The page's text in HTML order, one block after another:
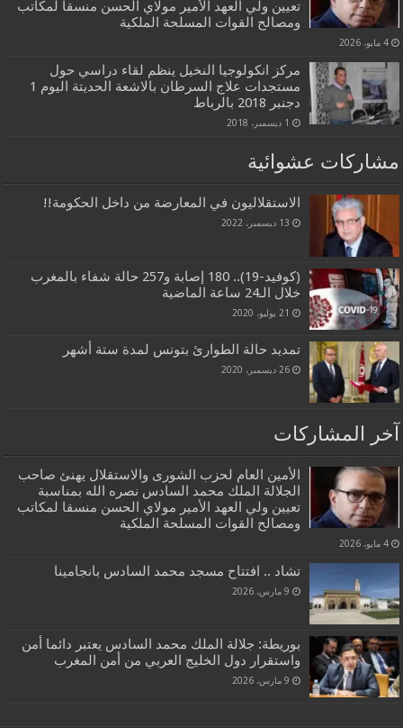
تعيين ولي العهد الأمير مولاي الحسن منسقا لمكاتب
ومصالح القوات المسلحة الملكية
4 مايو، 2026
مركز انكولوجيا النخيل ينظم لقاء دراسي حول
مستجدات علاج السرطان بالاشعة الحديتة اليوم 1
دجنبر 2018 بالرباط
1 ديسمبر، 2018
مشاركات عشوائية
الاستقلاليون في المعارضة من داخل الحكومة!!
13 ديسمبر، 2022
(كوفيد-19).. 180 إصابة و257 حالة شفاء بالمغرب
خلال الـ24 ساعة الماضية
21 يوليو، 2020
تمديد حالة الطوارئ بتونس لمدة ستة أشهر
26 ديسمبر، 2020
آخر المشاركات
الأمين العام لحزب الشورى والاستقلال يهنئ صاحب
الجلالة الملك محمد السادس نصره الله بمناسبة
تعيين ولي العهد الأمير مولاي الحسن منسقا لمكاتب
ومصالح القوات المسلحة الملكية
4 مايو، 2026
تشاد .. افتتاح مسجد محمد السادس بانجامينا
9 مارس، 2026
بوريطة: جلالة الملك محمد السادس يعتبر دائما أمن
واستقرار دول الخليج العربي من أمن المغرب
9 مارس، 2026